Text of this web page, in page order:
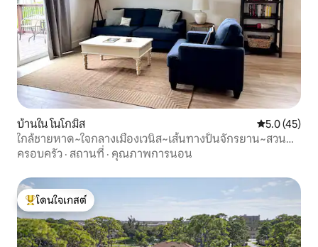
บ้านใน โนโกมิส คะแนนเฉลี่ย
5.0 (45)
ใกล้ชายหาด~ใจกลางเมืองเวนิส~เส้นทางปั่นจักรยาน~สวน
สาธารณะ
ครอบครัว · สถานที่ · คุณภาพการนอน
โดนใจเกสต์ที่สุด
โดนใจเกสต์